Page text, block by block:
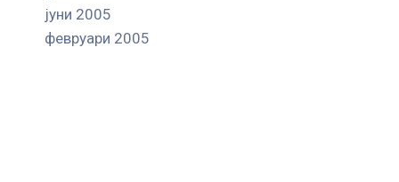
јуни 2005
февруари 2005